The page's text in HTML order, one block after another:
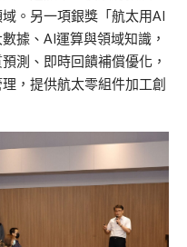
。另一項銀獎「航太用AI
據、AI運算與領域知識，
測、即時回饋補償優化，
，提供航太零組件加工創